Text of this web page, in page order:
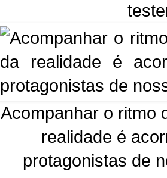
Acompanhar o ritmo
realidade é
protagonistas de